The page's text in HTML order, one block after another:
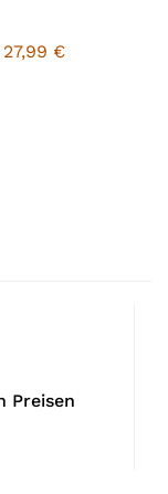
27,99 €
Preisen